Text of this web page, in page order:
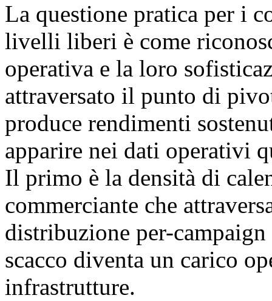
La questione pratica per i
livelli liberi è come
operativa e la loro
attraversato il punto di
produce rendimenti
apparire nei dati operativi
Il primo è la densità di
commerciante che
distribuzione per-
scacco diventa un carico
infrastrutture.